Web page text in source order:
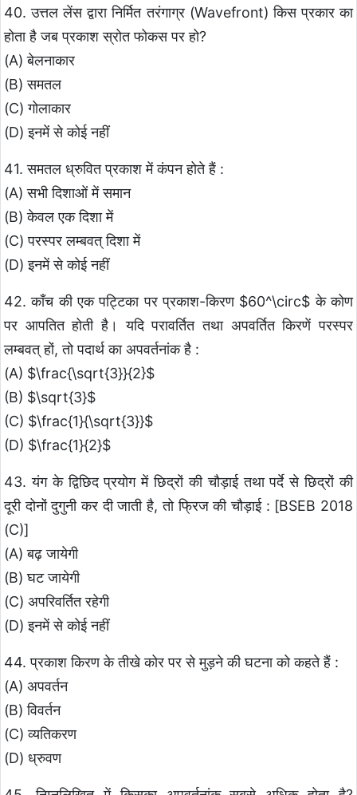
40. उत्तल लेंस द्वारा निर्मित तरंगाग्र (Wavefront) किस प्रकार का
होता है जब प्रकाश स्रोत फोकस पर हो?
(A) बेलनाकार
(B) समतल
(C) गोलाकार
(D) इनमें से कोई नहीं
41. समतल ध्रुवित प्रकाश में कंपन होते हैं :
(A) सभी दिशाओं में समान
(B) केवल एक दिशा में
(C) परस्पर लम्बवत् दिशा में
(D) इनमें से कोई नहीं
42. काँच की एक पट्टिका पर प्रकाश-किरण $60^\circ$ के कोण
पर आपतित होती है। यदि परावर्तित तथा अपवर्तित किरणें परस्पर
लम्बवत् हों, तो पदार्थ का अपवर्तनांक है :
(A) $\frac{\sqrt{3}}{2}$
(B) $\sqrt{3}$
(C) $\frac{1}{\sqrt{3}}$
(D) $\frac{1}{2}$
43. यंग के द्विछिद प्रयोग में छिद्रों की चौड़ाई तथा पर्दे से छिद्रों की
दूरी दोनों दुगुनी कर दी जाती है, तो फ्रिज की चौड़ाई : [BSEB 2018
(C)]
(A) बढ़ जायेगी
(B) घट जायेगी
(C) अपरिवर्तित रहेगी
(D) इनमें से कोई नहीं
44. प्रकाश किरण के तीखे कोर पर से मुड़ने की घटना को कहते हैं :
(A) अपवर्तन
(B) विवर्तन
(C) व्यतिकरण
(D) ध्रुवण